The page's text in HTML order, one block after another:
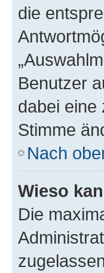
die
Benutzer
dabei eine
Stimme
Nach
Wieso
Die